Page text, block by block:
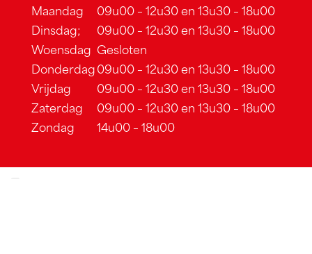
Maandag
09u00 – 12u30 en 13u30 – 18u00
Dinsdag;
09u00 – 12u30 en 13u30 – 18u00
Woensdag Gesloten
Donderdag09u00 – 12u30 en 13u30 – 18u00
Vrijdag
09u00 – 12u30 en 13u30 – 18u00
Zaterdag
09u00 – 12u30 en 13u30 – 18u00
Zondag
14u00 – 18u00